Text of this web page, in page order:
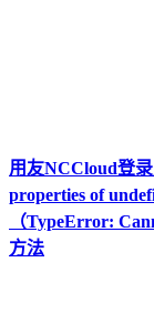
用友NCCloud登
properties of
（TypeError:
方法